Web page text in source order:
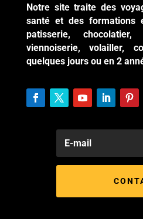
Notre site traite des
santé et des formations
patisserie,
viennoiserie, volailler,
quelques jours ou en 2